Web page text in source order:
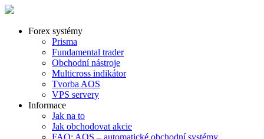
Forex systémy
Prisma
Fundamental trader
Obchodní nástroje
Multicross indikátor
Tvorba AOS
VPS servery
Informace
Jak na to
Jak obchodovat akcie
FAQ: AOS – automatické obchodní systémy